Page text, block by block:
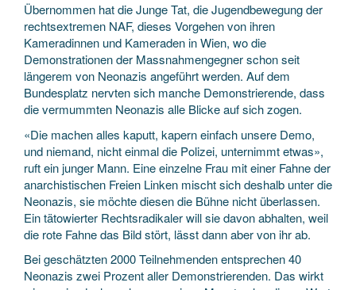
Übernommen hat die Junge Tat, die Jugendbewegung der
rechtsextremen NAF, dieses Vorgehen von ihren
Kameradinnen und Kameraden in Wien, wo die
Demonstrationen der Massnahmengegner schon seit
längerem von Neonazis angeführt werden. Auf dem
Bundesplatz nervten sich manche Demonstrierende, dass
die vermummten Neonazis alle Blicke auf sich zogen.
«Die machen alles kaputt, kapern einfach unsere Demo,
und niemand, nicht einmal die Polizei, unternimmt etwas»,
ruft ein junger Mann. Eine einzelne Frau mit einer Fahne der
anarchistischen Freien Linken mischt sich deshalb unter die
Neonazis, sie möchte diesen die Bühne nicht überlassen.
Ein tätowierter Rechtsradikaler will sie davon abhalten, weil
die rote Fahne das Bild stört, lässt dann aber von ihr ab.
Bei geschätzten 2000 Teilnehmenden entsprechen 40
Neonazis zwei Prozent aller Demonstrierenden. Das wirkt